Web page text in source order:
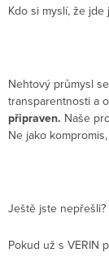
Kdo si myslí, že
Nehtový průmysl
transparentnosti a
připraven. Naše
Ne jako
Ještě jste
Pokud už s VERIN